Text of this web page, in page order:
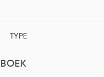
TYPE
BOEK